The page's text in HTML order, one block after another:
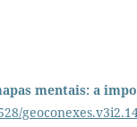
mentais: a